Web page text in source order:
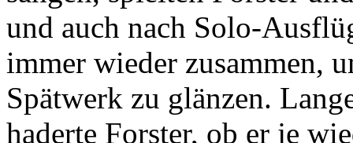
und auch nach Solo-
immer wieder zusammen,
Spätwerk zu glänzen.
haderte Forster, ob er je